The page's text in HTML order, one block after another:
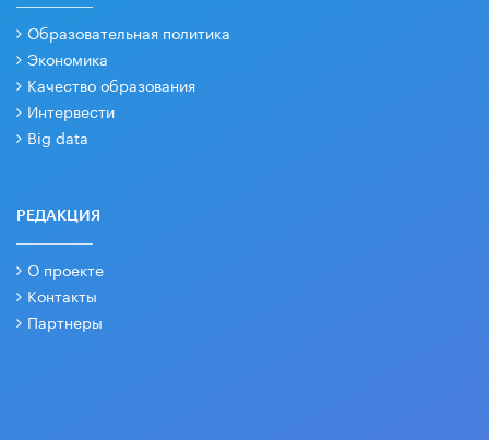
Образовательная политика
Экономика
Качество образования
Интервести
Big data
РЕДАКЦИЯ
О проекте
Контакты
Партнеры